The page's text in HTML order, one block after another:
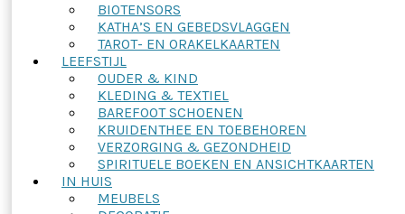
BIOTENSORS
KATHA’S EN GEBEDSVLAGGEN
TAROT- EN ORAKELKAARTEN
LEEFSTIJL
OUDER & KIND
KLEDING & TEXTIEL
BAREFOOT SCHOENEN
KRUIDENTHEE EN TOEBEHOREN
VERZORGING & GEZONDHEID
SPIRITUELE BOEKEN EN ANSICHTKAARTEN
IN HUIS
MEUBELS